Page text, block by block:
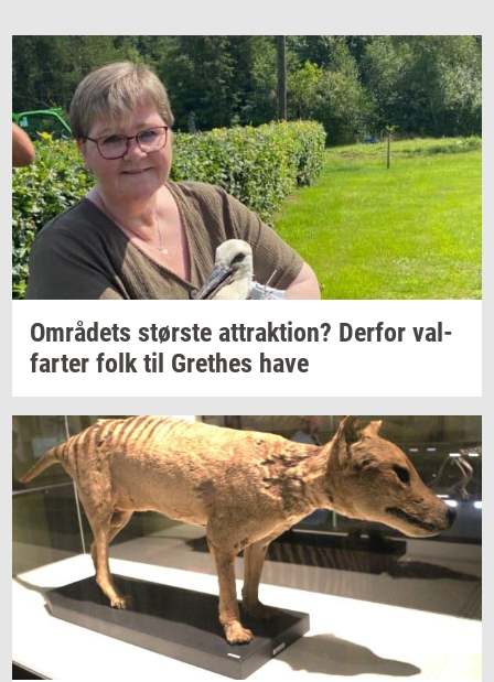
Om­rå­dets stør­ste at­trak­tion? Der­for val­
far­ter folk til Gret­hes have